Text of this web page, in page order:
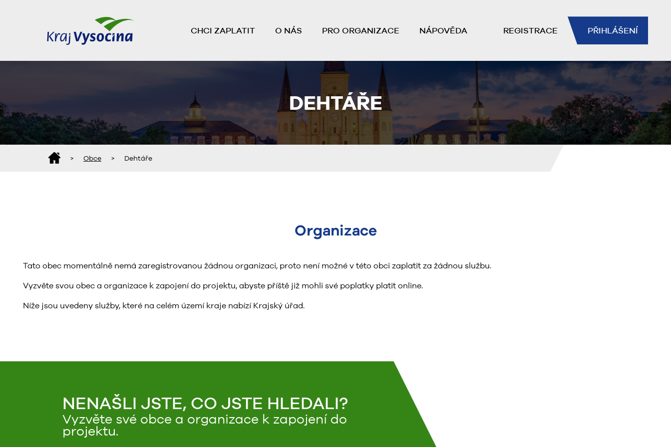
CHCI ZAPLATIT O NÁS PRO ORGANIZACE NÁPOVĚDA REGISTRACE PŘIHLÁŠENÍ
DEHTÁŘE
> Obce > Dehtáře
Organizace
Tato obec momentálně nemá zaregistrovanou žádnou organizaci, proto není možné v této obci zaplatit za žádnou službu.
Vyzvěte svou obec a organizace k zapojení do projektu, abyste příště již mohli své poplatky platit online.
Níže jsou uvedeny služby, které na celém území kraje nabízí Krajský úřad.
NENAŠLI JSTE, CO JSTE HLEDALI?
Vyzvěte své obce a organizace k zapojení do
projektu.